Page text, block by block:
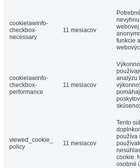
cookielawinfo-
checkbox-
necessary
11 mesiacov
webovej
funkcie
cookielawinfo-
checkbox-
performance
11 mesiacov
analýzu
viewed_cookie_
policy
11 mesiacov
Tento
používa
cookie.
osobné